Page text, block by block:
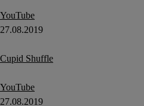
YouTube
27.08.2019
Cupid Shuffle
YouTube
27.08.2019